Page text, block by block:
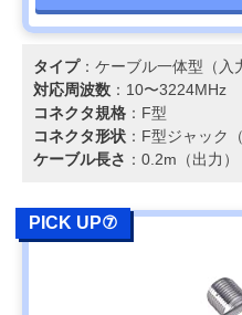
タイプ：ケーブル一体型（入
対応周波数 ：10〜3224MHz
コネクタ規格 ：F型
コネクタ形状 ：F型ジャック
ケーブル長さ ：0.2m（出力）
PICK UP⑦